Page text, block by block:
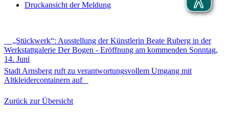
Druckansicht der Meldung
„Stückwerk“: Ausstellung der Künstlerin Beate Ruberg in der
Werkstattgalerie Der Bogen - Eröffnung am kommenden Sonntag,
14. Juni
Stadt Arnsberg ruft zu verantwortungsvollem Umgang mit
Altkleidercontainern auf
Zurück zur Übersicht